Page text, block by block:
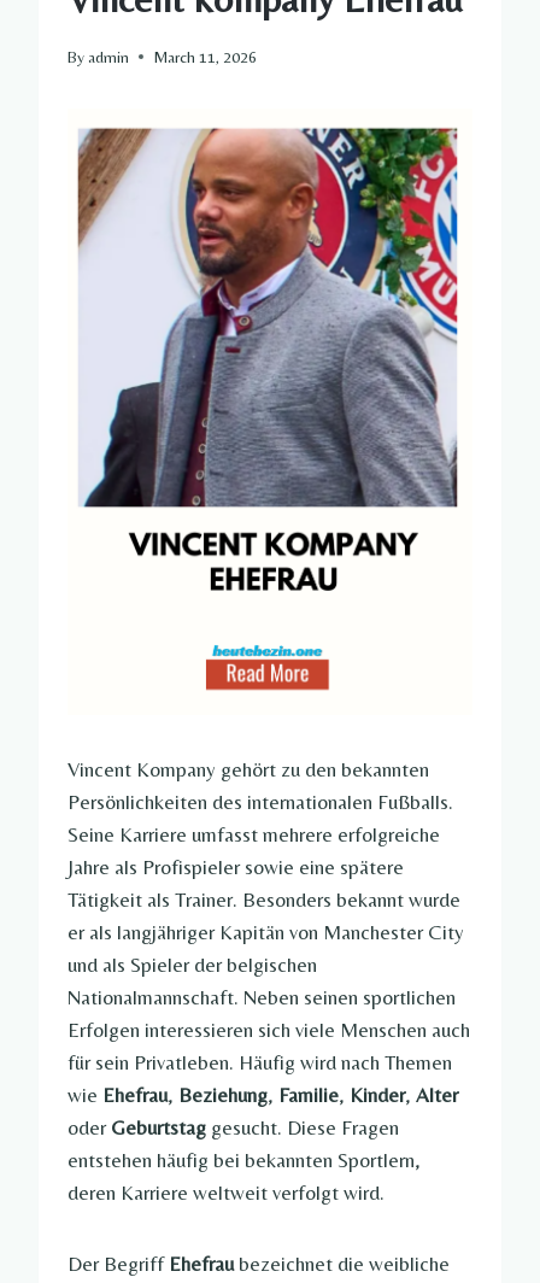
By admin March 11, 2026
Vincent Kompany gehört zu den bekannten
Persönlichkeiten des internationalen Fußballs.
Seine Karriere umfasst mehrere erfolgreiche
Jahre als Profispieler sowie eine spätere
Tätigkeit als Trainer. Besonders bekannt wurde
er als langjähriger Kapitän von Manchester City
und als Spieler der belgischen
Nationalmannschaft. Neben seinen sportlichen
Erfolgen interessieren sich viele Menschen auch
für sein Privatleben. Häufig wird nach Themen
wie Ehefrau, Beziehung, Familie, Kinder, Alter
oder Geburtstag gesucht. Diese Fragen
entstehen häufig bei bekannten Sportlern,
deren Karriere weltweit verfolgt wird.
Der Begriff Ehefraubezeichnet die weibliche